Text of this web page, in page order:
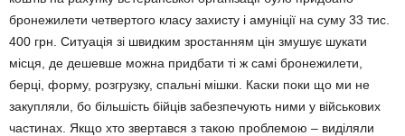
бронежилети четвертого класу захисту і амуніції на суму 33 тис.
400 грн. Си­туація зі швидким зростанням цін змушує шукати
місця, де де­шевше можна придбати ті ж самі бронежилети,
берці, форму, роз­грузку, спальні мішки. Каски поки що ми не
закупляли, бо більшість бійців забезпечують ними у військових
частинах. Якщо хто звертався з такою проблемою – виділяли